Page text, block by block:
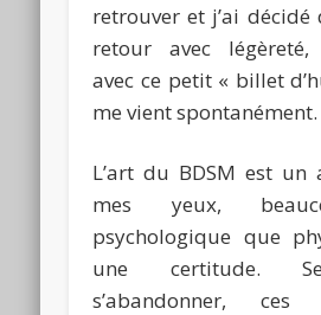
retrouver et j’ai décidé
retour avec légèreté,
avec ce petit « billet
me vient spontanément.
L’art du BDSM est un
mes yeux,
psychologique que
une certitude. Se
s’abandonner,